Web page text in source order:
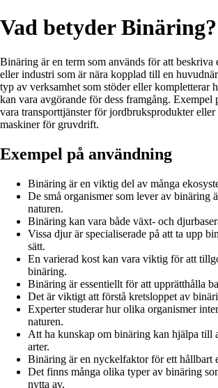
Vad betyder Binäring?
Binäring är en term som används för att beskriva
eller industri som är nära kopplad till en
typ av verksamhet som stöder eller kompletterar
kan vara avgörande för dess framgång. Exempel
vara transporttjänster för jordbruksprodukter
maskiner för gruvdrift.
Exempel på användning
Binäring är en viktig del av många
De små organismer som lever av binäring
naturen.
Binäring kan vara både växt- och
Vissa djur är specialiserade på att ta upp
sätt.
En varierad kost kan vara viktig för att
binäring.
Binäring är essentiellt för att upprätthålla
Det är viktigt att förstå kretsloppet av
Experter studerar hur olika organismer
naturen.
Att ha kunskap om binäring kan hjälpa till
arter.
Binäring är en nyckelfaktor för ett hållbart
Det finns många olika typer av binäring
nytta av.